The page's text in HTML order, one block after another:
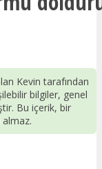
Kevin tarafından
bilgiler, genel
Bu içerik, bir
almaz.